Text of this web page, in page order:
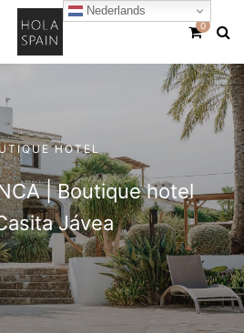
0
HOTEL
| Boutique hotel
Jávea
Nederlands